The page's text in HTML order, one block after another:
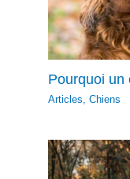
Pourquoi un
Articles ,Chiens